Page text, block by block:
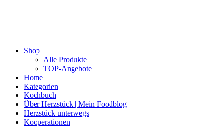
Shop
Alle Produkte
TOP-Angebote
Home
Kategorien
Kochbuch
Über Herzstück | Mein Foodblog
Herzstück unterwegs
Kooperationen